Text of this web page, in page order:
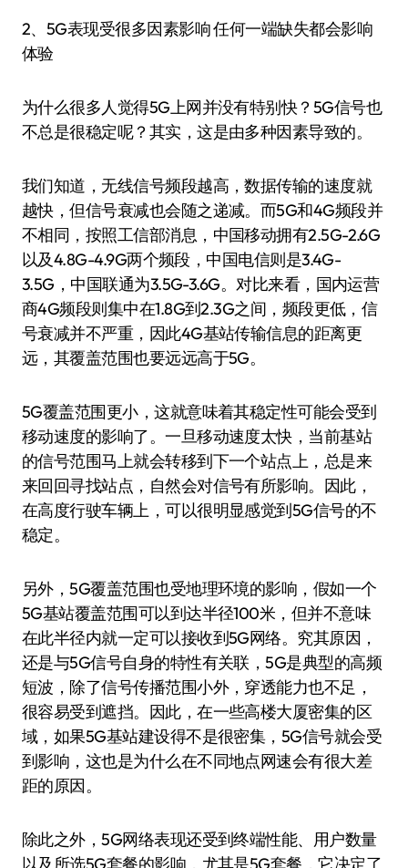
2、5G表现受很多因素影响 任何一端缺失都会影响
体验
为什么很多人觉得5G上网并没有特别快？5G信号也
不总是很稳定呢？其实，这是由多种因素导致的。
我们知道，无线信号频段越高，数据传输的速度就
越快，但信号衰减也会随之递减。而5G和4G频段并
不相同，按照工信部消息，中国移动拥有2.5G-2.6G
以及4.8G-4.9G两个频段，中国电信则是3.4G-
3.5G，中国联通为3.5G-3.6G。对比来看，国内运营
商4G频段则集中在1.8G到2.3G之间，频段更低，信
号衰减并不严重，因此4G基站传输信息的距离更
远，其覆盖范围也要远远高于5G。
5G覆盖范围更小，这就意味着其稳定性可能会受到
移动速度的影响了。一旦移动速度太快，当前基站
的信号范围马上就会转移到下一个站点上，总是来
来回回寻找站点，自然会对信号有所影响。因此，
在高度行驶车辆上，可以很明显感觉到5G信号的不
稳定。
另外，5G覆盖范围也受地理环境的影响，假如一个
5G基站覆盖范围可以到达半径100米，但并不意味
在此半径内就一定可以接收到5G网络。究其原因，
还是与5G信号自身的特性有关联，5G是典型的高频
短波，除了信号传播范围小外，穿透能力也不足，
很容易受到遮挡。因此，在一些高楼大厦密集的区
域，如果5G基站建设得不是很密集，5G信号就会受
到影响，这也是为什么在不同地点网速会有很大差
距的原因。
除此之外，5G网络表现还受到终端性能、用户数量